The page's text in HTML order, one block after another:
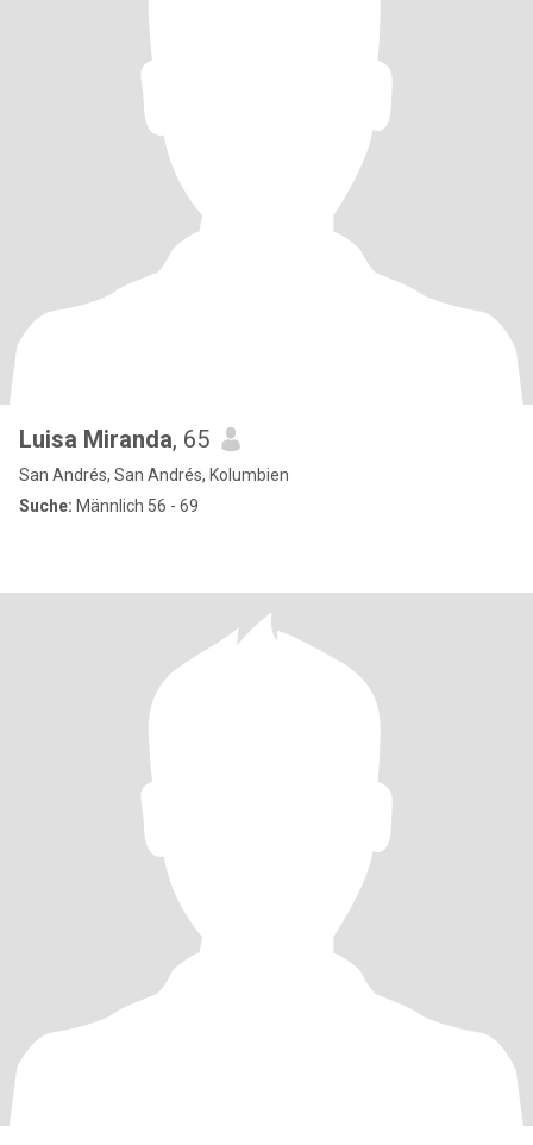
Luisa Miranda, 65
San Andrés, San Andrés, Kolumbien
Suche: Männlich 56 - 69